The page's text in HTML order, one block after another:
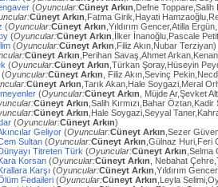
(Oyuncular:Cüneyt Arkın ,Defne Toppare,Salih
Cüneyt Arkın ,Fatma Girik,Hayati
(Oyuncular:Cüneyt Arkın ,Yıldırım Gencer,Atilla
(Oyuncular:Cüneyt Arkın ,İlker İnanoğlu,Pascale
(Oyuncular:Cüneyt Arkın ,Filiz Akın,Nubar Terziyan)
Cüneyt Arkın ,Perihan Savaş,Ahmet
(Oyuncular:Cüneyt Arkın ,Türkan Şoray,Hüseyin
(Oyuncular:Cüneyt Arkın , Filiz Akın,Sevinç
Cüneyt Arkın ,Tarık Akan,Hale Soygazi,Meral
(Oyuncular:Cüneyt Arkın , Müjde Ar,Şevket
Cüneyt Arkın ,Salih Kırmızı,Bahar Öztan,Kadir
Cüneyt Arkın ,Hale Soygazi,Seyyal
(Oyuncular:Cüneyt Arkın)
Geliyor (Oyuncular:Cüneyt Arkın ,Sezer
Sultan (Oyuncular:Cüneyt Arkın ,Gülnaz Huri,Feri
Titreten Türk (Oyuncular:Cüneyt Arkın ,Selma
Korsan (Oyuncular:Cüneyt Arkın , Nebahat
Karşı (Oyuncular:Cüneyt Arkın ,Yıldırım
Fedaileri (Oyuncular:Cüneyt Arkın ,Leyla